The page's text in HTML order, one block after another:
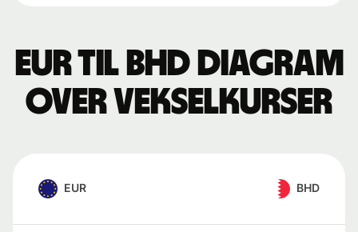
EUR til BHD Diagram
over vekselkurser
EUR BHD